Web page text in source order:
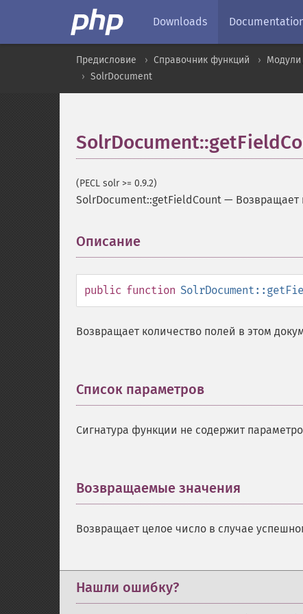
Downloads
Предисловие Справочник функций Модули
SolrDocument
(PECL solr >= 0.9.2)
SolrDocument::getFieldCount — Возвращает
Описание
public function
Возвращает количество полей в этом
Список параметров
Сигнатура функции не содержит
Возвращаемые значения
Возвращает целое число в случае
Нашли ошибку?